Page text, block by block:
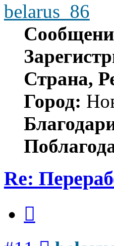
belarus_86
Страна,
Город:
Re: